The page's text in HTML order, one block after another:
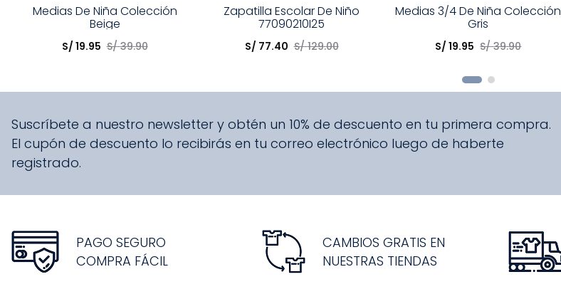
Talla
Elige una opción
Medias De Niña Colección
Beige
S/ 19.95 S/ 39.90
Elige una opción
Zapatilla Escolar De Niño
77090210I25
S/ 77.40 S/ 129.00
Talla
Elige una opción
Medias 3/4 De Niña Colección
Gris
S/ 19.95 S/ 39.90
Suscríbete a nuestro newsletter y obtén un 10% de descuento en tu primera compra.
El cupón de descuento lo recibirás en tu correo electrónico luego de haberte
registrado.
PAGO SEGURO
COMPRA FÁCIL
CAMBIOS GRATIS EN
NUESTRAS TIENDAS